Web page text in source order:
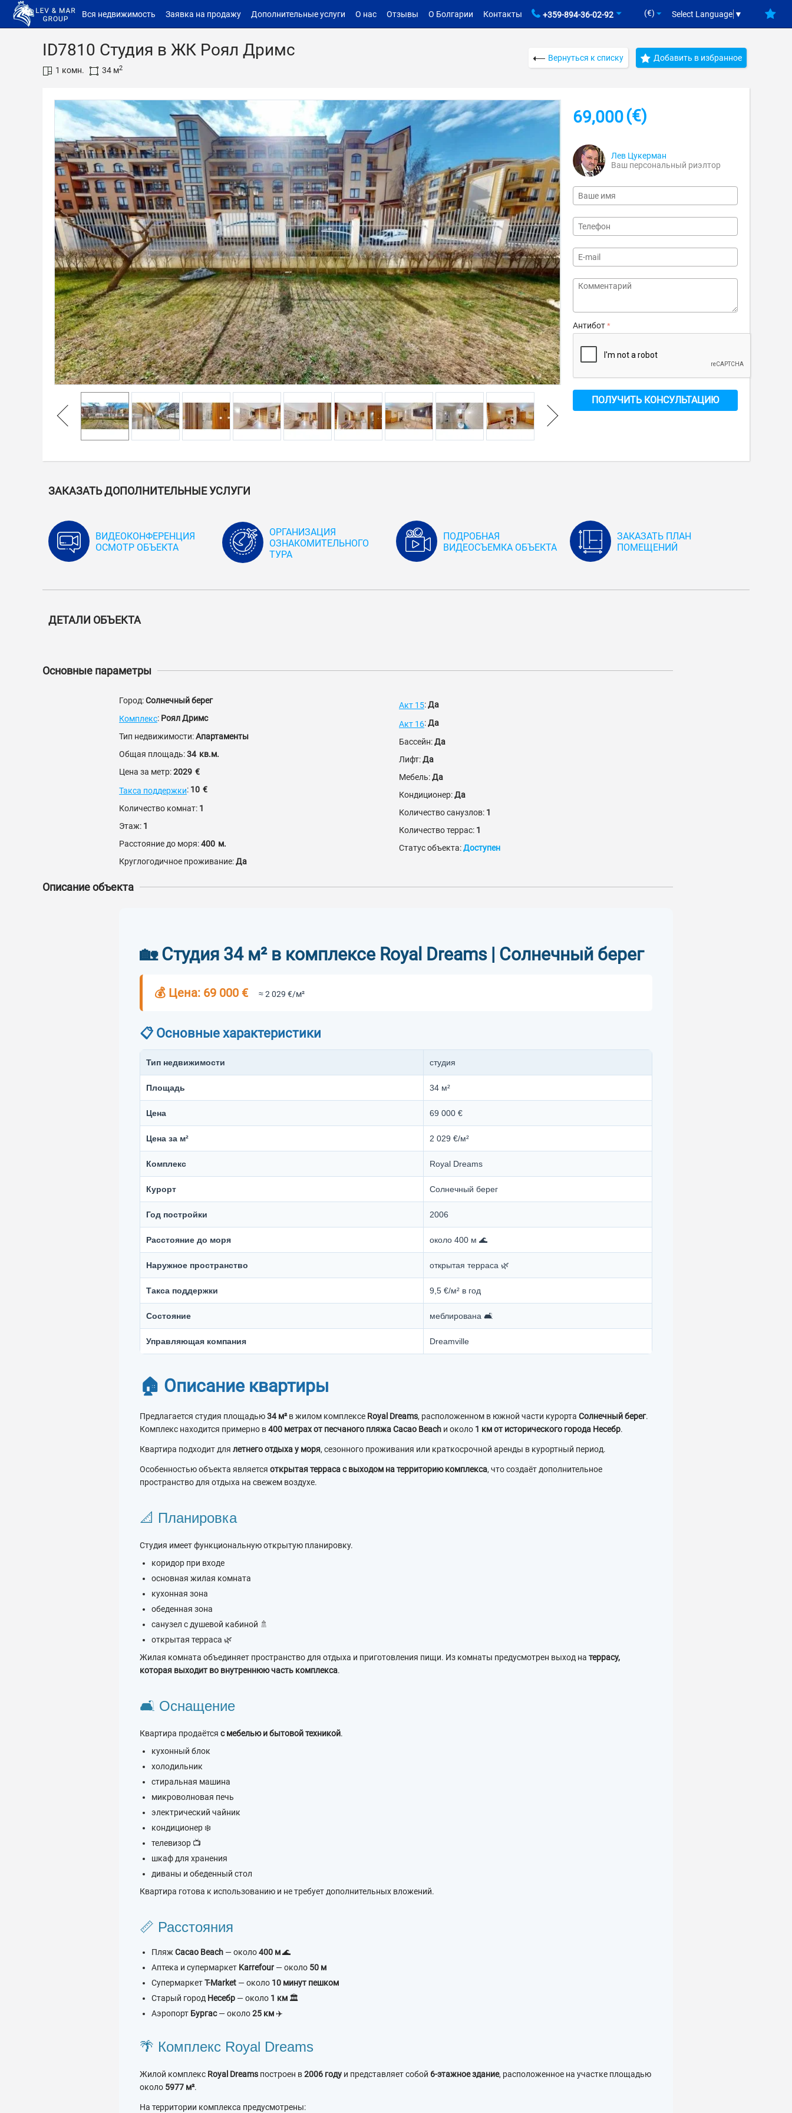
Вся недвижимость Заявка на продажу Дополнительные услуги О нас Отзывы О Болгарии Контакты +359-894-36-02-92 (€) Select Language ▼
ID7810 Студия в ЖК Роял Дримс
1 комн. 34 м2
Вернуться к списку Добавить в избранное
69,000(€)
Лев Цукерман
Ваш персональный риэлтор
Антибот
ПОЛУЧИТЬ КОНСУЛЬТАЦИЮ
ЗАКАЗАТЬ ДОПОЛНИТЕЛЬНЫЕ УСЛУГИ
ВИДЕОКОНФЕРЕНЦИЯ
ОСМОТР ОБЪЕКТА
ОРГАНИЗАЦИЯ
ОЗНАКОМИТЕЛЬНОГО
ТУРА
ПОДРОБНАЯ
ВИДЕОСЪЕМКА ОБЪЕКТА
ЗАКАЗАТЬ ПЛАН
ПОМЕЩЕНИЙ
ДЕТАЛИ ОБЪЕКТА
Основные параметры
Город:Солнечный берег
Комплекс: Роял Дримс
Тип недвижимости:Апартаменты
Общая площадь:34 кв.м.
Цена за метр:2029 €
Такса поддержки: 10 €
Количество комнат: 1
Этаж: 1
Расстояние до моря:400 м.
Круглогодичное проживание:Да
Акт 15:Да
Акт 16:Да
Бассейн:Да
Лифт:Да
Мебель:Да
Кондиционер:Да
Количество санузлов: 1
Количество террас: 1
Статус объекта:Доступен
Описание объекта
🏡 Студия 34 м² в комплексе Royal Dreams | Солнечный берег
💰 Цена: 69 000 € ≈ 2 029 €/м²
📋 Основные характеристики
Тип недвижимости студия
Площадь 34 м²
Цена 69 000 €
Цена за м² 2 029 €/м²
Комплекс Royal Dreams
Курорт Солнечный берег
Год постройки 2006
Расстояние до моря около 400 м 🌊
Наружное пространство открытая терраса 🌿
Такса поддержки 9,5 €/м² в год
Состояние меблирована 🛋
Управляющая компания Dreamville
🏠 Описание квартиры
Предлагается студия площадью34 м²в жилом комплексе Royal Dreams, расположенном в южной части курорта Солнечный берег.
Комплекс находится примерно в400 метрах от песчаного пляжа Cacao Beach и около 1 км от исторического города Несебр.
Квартира подходит для летнего отдыха у моря, сезонного проживания или краткосрочной аренды в курортный период.
Особенностью объекта является открытая терраса с выходом на территорию комплекса, что создаёт дополнительное
пространство для отдыха на свежем воздухе.
📐 Планировка
Студия имеет функциональную открытую планировку.
коридор при входе
основная жилая комната
кухонная зона
обеденная зона
санузел с душевой кабиной 🚿
открытая терраса 🌿
Жилая комната объединяет пространство для отдыха и приготовления пищи. Из комнаты предусмотрен выход на террасу,
которая выходит во внутреннюю часть комплекса.
🛋 Оснащение
Квартира продаётся с мебелью и бытовой техникой.
кухонный блок
холодильник
стиральная машина
микроволновая печь
электрический чайник
кондиционер ❄️
телевизор 📺
шкаф для хранения
диваны и обеденный стол
Квартира готова к использованию и не требует дополнительных вложений.
📏 Расстояния
Пляж Cacao Beach — около400 м🌊
Аптека и супермаркет Karrefour — около 50 м
СупермаркетT-Market — около 10 минут пешком
Старый город Несебр — около 1 км 🏛
Аэропорт Бургас— около25 км ✈️
🌴 Комплекс Royal Dreams
Жилой комплекс Royal Dreams построен в2006 году и представляет собой 6-этажное здание, расположенное на участке площадью
около 5977 м².
На территории комплекса предусмотрены: